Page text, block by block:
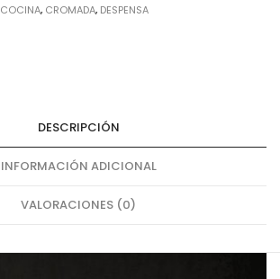
COCINA, CROMADA, DESPENSA
DESCRIPCIÓN
INFORMACIÓN ADICIONAL
VALORACIONES (0)